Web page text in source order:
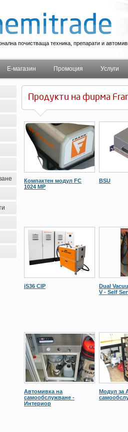
почистваща техника, препарати и
Е-магазин Промоция Услуги
Продукти на фирма
Компактен модул FC
1024 MP
BSU
iS36 CIP
Dual
V - Self
Автомивка на
самообслужване -
Интериор
Модул за